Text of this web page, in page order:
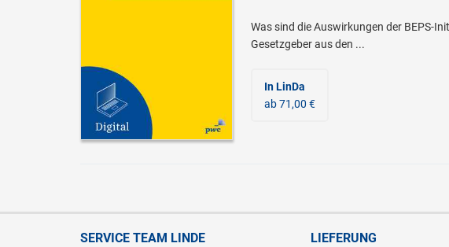
Was sind die Auswirkungen der BEPS-
Gesetzgeber aus den ...
In LinDa
ab 71,00 €
SERVICE TEAM LINDE LIEFERUNG